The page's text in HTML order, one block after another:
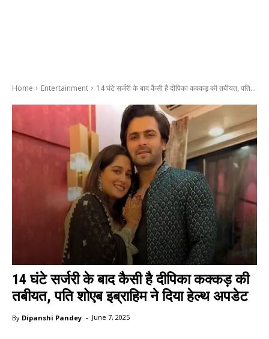
Home Entertainment 14 घंटे सर्जरी के बाद कैसी है दीपिका कक्कड़ की तबीयत, पति...
14 घंटे सर्जरी के बाद कैसी है दीपिका कक्कड़ की
तबीयत, पति शोएब इब्राहिम ने दिया हेल्थ अपडेट
By Dipanshi Pandey - June 7, 2025